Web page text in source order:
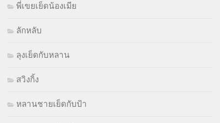
พี่เขยเย็ดน้องเมีย
ลักหลับ
ลุงเย็ดกับหลาน
สวิงกิ้ง
หลานชายเย็ดกับป้า